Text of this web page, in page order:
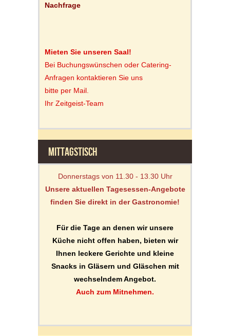
Nachfrage
Mieten Sie unseren Saal!
Bei Buchungswünschen oder Catering-
Anfragen kontaktieren Sie uns
bitte per Mail.
Ihr Zeitgeist-Team
MITTAGSTISCH
Donnerstags von 11.30 - 13.30 Uhr
Unsere aktuellen Tagesessen-Angebote
finden Sie direkt in der Gastronomie!
Für die Tage an denen wir unsere
Küche nicht offen haben, bieten wir
Ihnen leckere Gerichte und kleine
Snacks in Gläsern und Gläschen mit
wechselndem Angebot.
Auch zum Mitnehmen.